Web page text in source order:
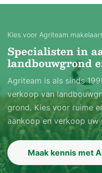
Kies voor Agriteam
Specialisten in
landbouwgrond
Agriteam is als sinds
verkoop van
grond. Kies voor ruime
aankoop en verkoop
Maak kennis met